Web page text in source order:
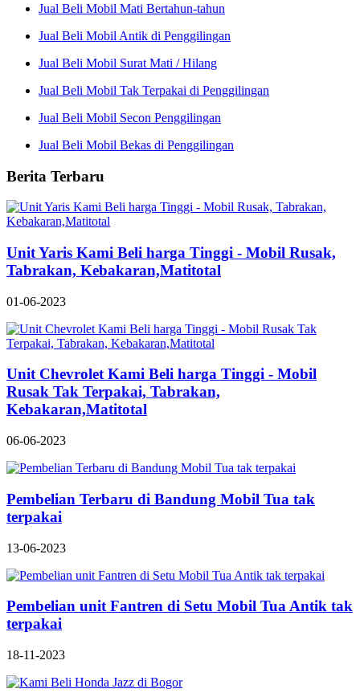
Jual Beli Mobil Mati Bertahun-tahun
Jual Beli Mobil Antik di Penggilingan
Jual Beli Mobil Surat Mati / Hilang
Jual Beli Mobil Tak Terpakai di Penggilingan
Jual Beli Mobil Secon Penggilingan
Jual Beli Mobil Bekas di Penggilingan
Berita Terbaru
Unit Yaris Kami Beli harga Tinggi - Mobil Rusak,
Tabrakan, Kebakaran,Matitotal
01-06-2023
Unit Chevrolet Kami Beli harga Tinggi - Mobil
Rusak Tak Terpakai, Tabrakan,
Kebakaran,Matitotal
06-06-2023
Pembelian Terbaru di Bandung Mobil Tua tak
terpakai
13-06-2023
Pembelian unit Fantren di Setu Mobil Tua Antik tak
terpakai
18-11-2023